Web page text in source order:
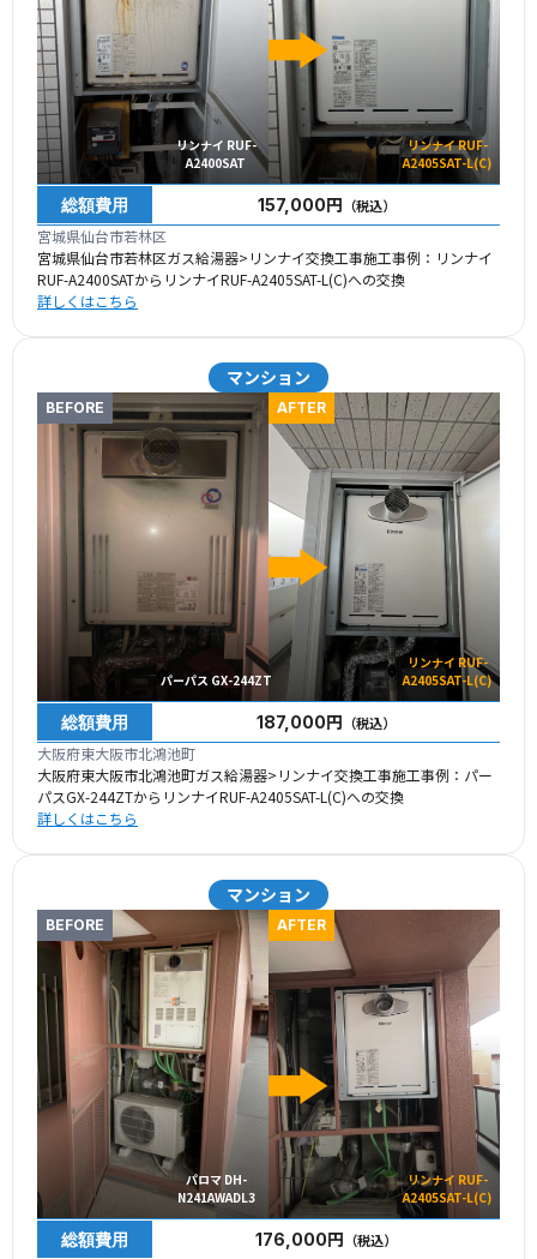
リンナイ RUF-
A2400SAT
リンナイ RUF-
A2405SAT-L(C)
総額費用 157,000円 （税込）
宮城県仙台市若林区
宮城県仙台市若林区ガス給湯器>リンナイ交換工事施工事例：リンナイ
RUF-A2400SATからリンナイRUF-A2405SAT-L(C)への交換
詳しくはこちら
マンション
BEFORE
パーパス GX-244ZT
AFTER
リンナイ RUF-
A2405SAT-L(C)
総額費用 187,000円 （税込）
大阪府東大阪市北鴻池町
大阪府東大阪市北鴻池町ガス給湯器>リンナイ交換工事施工事例：パー
パスGX-244ZTからリンナイRUF-A2405SAT-L(C)への交換
詳しくはこちら
マンション
BEFORE
パロマ DH-
N241AWADL3
AFTER
リンナイ RUF-
A2405SAT-L(C)
総額費用 176,000円 （税込）